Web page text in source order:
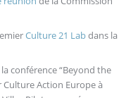
Culture 21 Labdans la
conférence “Beyond the
Action Europe à